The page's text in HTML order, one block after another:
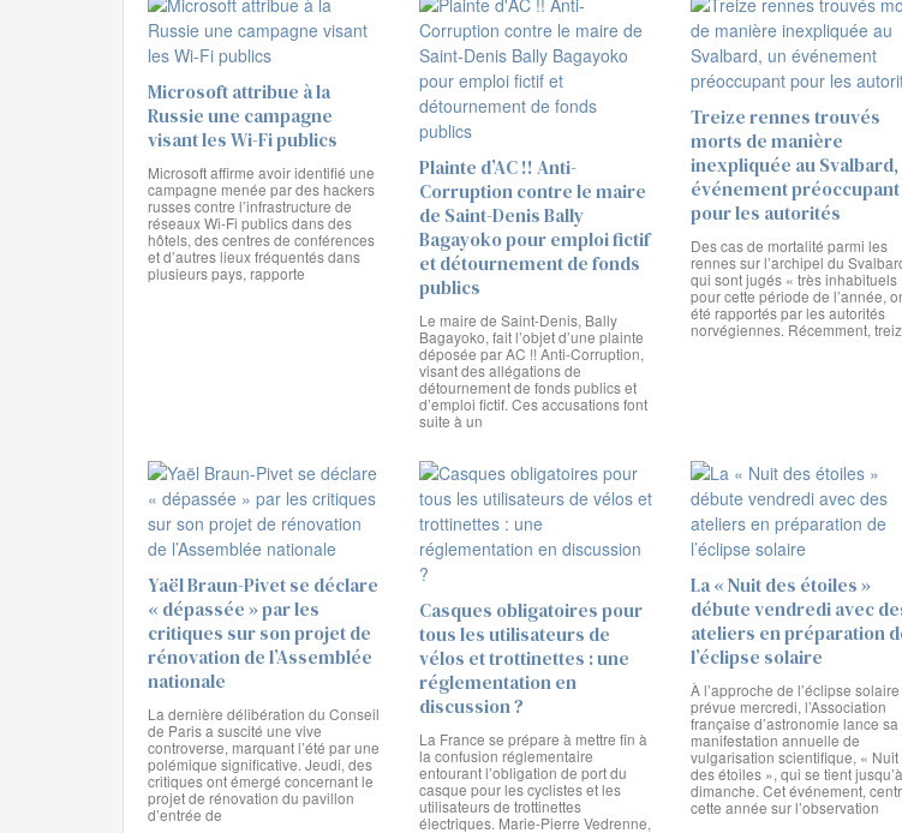
Microsoft attribue à la
Russie une campagne
visant les Wi-Fi publics
Microsoft affirme avoir identifié une
campagne menée par des hackers
russes contre l’infrastructure de
réseaux Wi-Fi publics dans des
hôtels, des centres de conférences
et d’autres lieux fréquentés dans
plusieurs pays, rapporte
Plainte d’AC !! Anti-
Corruption contre le maire
de Saint-Denis Bally
Bagayoko pour emploi fictif
et détournement de fonds
publics
Le maire de Saint-Denis, Bally
Bagayoko, fait l’objet d’une plainte
déposée par AC !! Anti-Corruption,
visant des allégations de
détournement de fonds publics et
d’emploi fictif. Ces accusations font
suite à un
Treize rennes trouvés
morts de manière
inexpliquée au Svalbard,
événement préoccupant
pour les autorités
Des cas de mortalité parmi les
rennes sur l’archipel du
qui sont jugés « très inhabituels
pour cette période de l’année,
été rapportés par les autorités
norvégiennes. Récemment,
Yaël Braun-Pivet se déclare
« dépassée » par les
critiques sur son projet de
rénovation de l’Assemblée
nationale
La dernière délibération du Conseil
de Paris a suscité une vive
controverse, marquant l’été par une
polémique significative. Jeudi, des
critiques ont émergé concernant le
projet de rénovation du pavillon
d’entrée de
Casques obligatoires pour
tous les utilisateurs de
vélos et trottinettes : une
réglementation en
discussion ?
La France se prépare à mettre fin à
la confusion réglementaire
entourant l’obligation de port du
casque pour les cyclistes et les
utilisateurs de trottinettes
électriques. Marie-Pierre Vedrenne,
La « Nuit des étoiles »
débute vendredi avec
ateliers en préparation
l’éclipse solaire
À l’approche de l’éclipse solaire
prévue mercredi, l’Association
française d’astronomie lance sa
manifestation annuelle de
vulgarisation scientifique, « Nuit
des étoiles », qui se tient jusqu’à
dimanche. Cet événement,
cette année sur l’observation